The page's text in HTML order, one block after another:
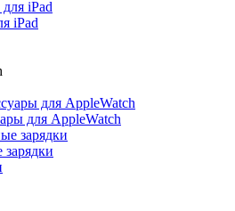
iPad
для AppleWatch